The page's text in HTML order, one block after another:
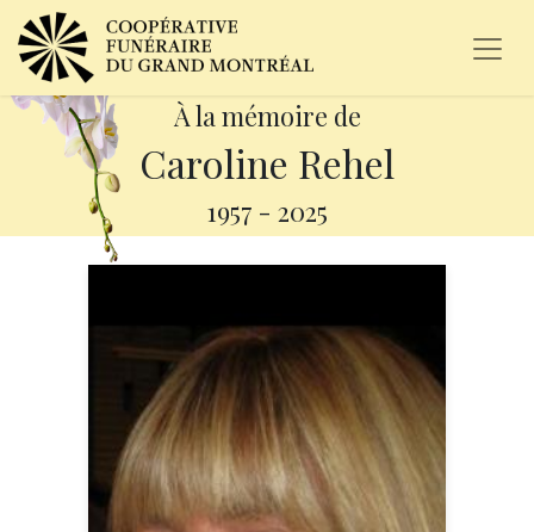
À la mémoire de
Caroline Rehel
1957 - 2025